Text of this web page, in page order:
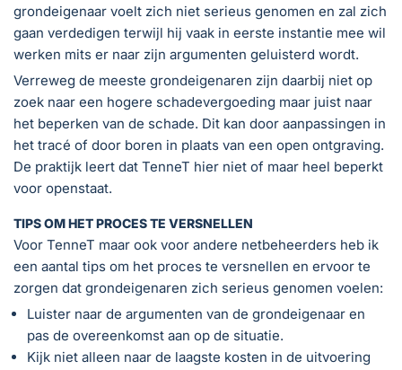
grondeigenaar voelt zich niet serieus genomen en zal zich
gaan verdedigen terwijl hij vaak in eerste instantie mee wil
werken mits er naar zijn argumenten geluisterd wordt.
Verreweg de meeste grondeigenaren zijn daarbij niet op
zoek naar een hogere schadevergoeding maar juist naar
het beperken van de schade. Dit kan door aanpassingen in
het tracé of door boren in plaats van een open ontgraving.
De praktijk leert dat TenneT hier niet of maar heel beperkt
voor openstaat.
TIPS OM HET PROCES TE VERSNELLEN
Voor TenneT maar ook voor andere netbeheerders heb ik
een aantal tips om het proces te versnellen en ervoor te
zorgen dat grondeigenaren zich serieus genomen voelen:
Luister naar de argumenten van de grondeigenaar en
pas de overeenkomst aan op de situatie.
Kijk niet alleen naar de laagste kosten in de uitvoering